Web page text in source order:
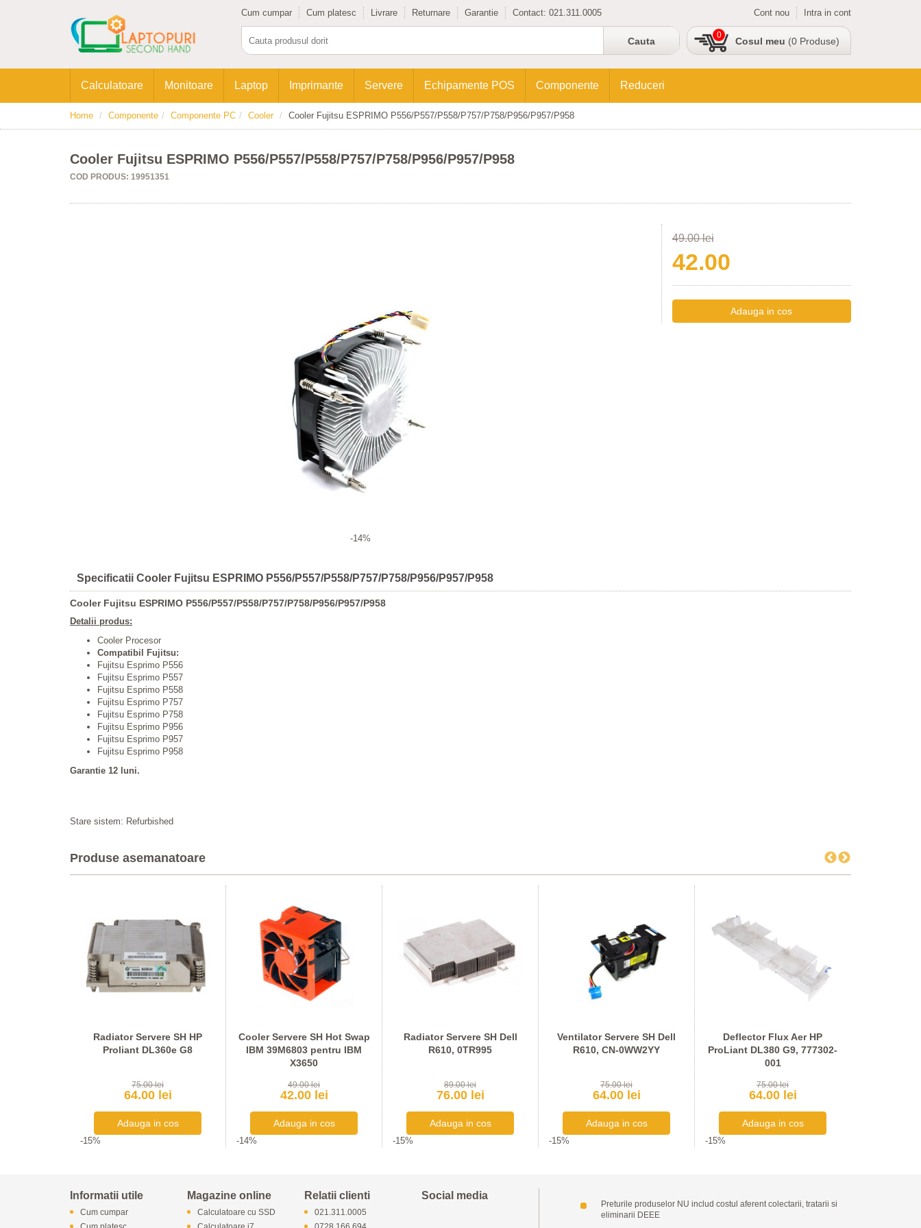
Cum cumpar Cum platesc Livrare Returnare Garantie Contact: 021.311.0005 Cont nou Intra in cont
Cosul meu (0 Produse)
0
Calculatoare Monitoare Laptop Imprimante Servere Echipamente POS Componente Reduceri
Home Componente Componente PC Cooler Cooler Fujitsu ESPRIMO P556/P557/P558/P757/P758/P956/P957/P958
Cooler Fujitsu ESPRIMO P556/P557/P558/P757/P758/P956/P957/P958
COD PRODUS: 19951351
-14%
49.00 lei
42.00
Specificatii Cooler Fujitsu ESPRIMO P556/P557/P558/P757/P758/P956/P957/P958
Cooler Fujitsu ESPRIMO P556/P557/P558/P757/P758/P956/P957/P958
Detalii produs:
Cooler Procesor
Compatibil Fujitsu:
Fujitsu Esprimo P556
Fujitsu Esprimo P557
Fujitsu Esprimo P558
Fujitsu Esprimo P757
Fujitsu Esprimo P758
Fujitsu Esprimo P956
Fujitsu Esprimo P957
Fujitsu Esprimo P958
Garantie 12 luni.
Stare sistem: Refurbished
Produse asemanatoare
Radiator Servere SH HP
Proliant DL360e G8
75.00 lei
64.00 lei
-15%
Cooler Servere SH Hot Swap
IBM 39M6803 pentru IBM
X3650
49.00 lei
42.00 lei
-14%
Radiator Servere SH Dell
R610, 0TR995
89.00 lei
76.00 lei
-15%
Ventilator Servere SH Dell
R610, CN-0WW2YY
75.00 lei
64.00 lei
-15%
Deflector Flux Aer HP
ProLiant DL380 G9, 777302-
001
75.00 lei
64.00 lei
-15%
Informatii utile
Cum cumpar
Magazine online
Calculatoare cu SSD
Relatii clienti
021.311.0005
Social media
Preturile produselor NU includ costul aferent colectarii, tratarii si
eliminarii DEEE